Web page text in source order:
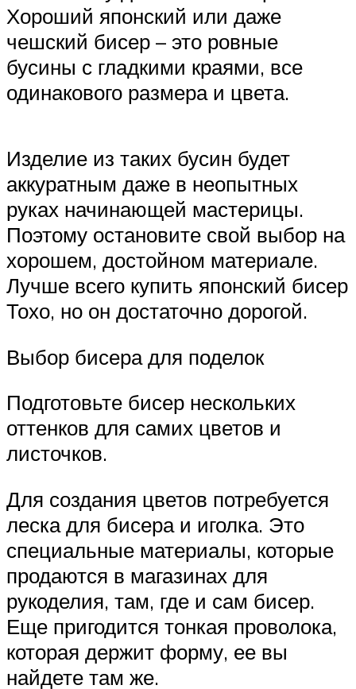
Хороший японский или даже
чешский бисер – это ровные
бусины с гладкими краями, все
одинакового размера и цвета.
Изделие из таких бусин будет
аккуратным даже в неопытных
руках начинающей мастерицы.
Поэтому остановите свой выбор на
хорошем, достойном материале.
Лучше всего купить японский бисер
Тохо, но он достаточно дорогой.
Выбор бисера для поделок
Подготовьте бисер нескольких
оттенков для самих цветов и
листочков.
Для создания цветов потребуется
леска для бисера и иголка. Это
специальные материалы, которые
продаются в магазинах для
рукоделия, там, где и сам бисер.
Еще пригодится тонкая проволока,
которая держит форму, ее вы
найдете там же.